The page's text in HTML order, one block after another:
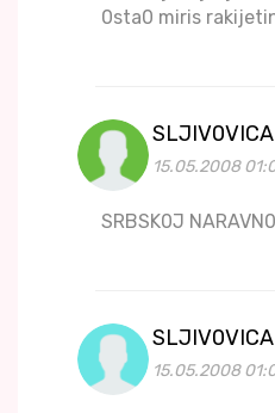
0sta0 miris
15.05.2008
SRBSK0J NARAVN0
15.05.2008